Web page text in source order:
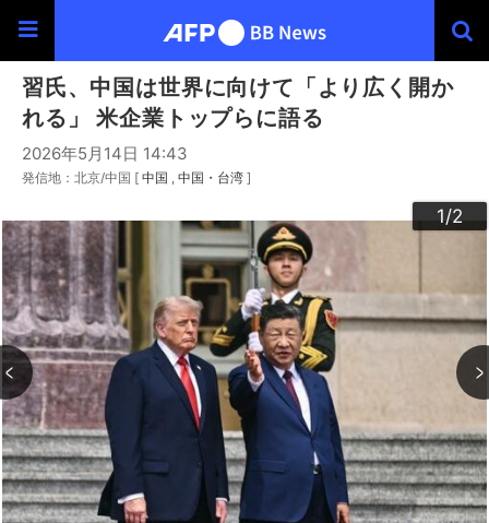
習氏、中国は世界に向けて「より広く開か
れる」 米企業トップらに語る
2026年5月14日 14:43
発信地：北京/中国 [ 中国 中国・台湾 ]
1/2
2/2